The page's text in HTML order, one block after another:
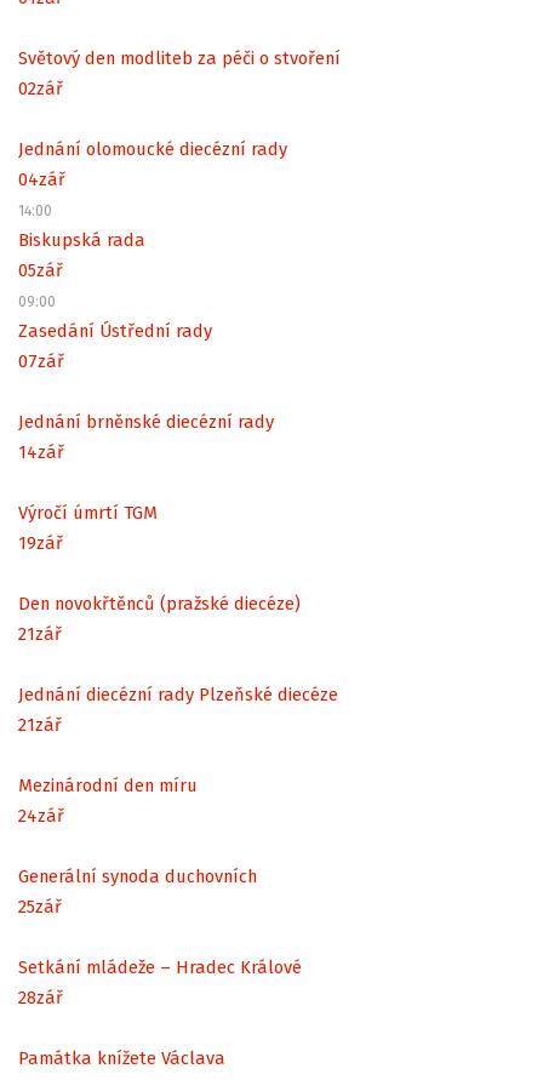
Světový den modliteb za péči o stvoření
02zář
Jednání olomoucké diecézní rady
04zář
14:00
Biskupská rada
05zář
09:00
Zasedání Ústřední rady
07zář
Jednání brněnské diecézní rady
14zář
Výročí úmrtí TGM
19zář
Den novokřtěnců (pražské diecéze)
21zář
Jednání diecézní rady Plzeňské diecéze
21zář
Mezinárodní den míru
24zář
Generální synoda duchovních
25zář
Setkání mládeže – Hradec Králové
28zář
Památka knížete Václava